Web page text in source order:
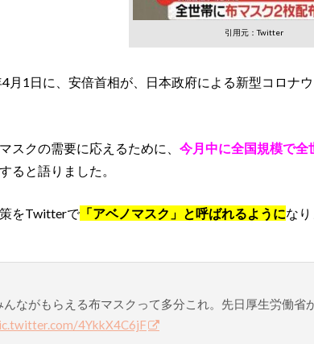
引用元：Twitter
月1日に、安倍首相が、日本政府による新型コロナ
スクの需要に応えるために、 今月中に全国規模で全
すると語りました。
をTwitterで 「アベノマスク」と呼ばれるようになり
んながもらえる布マスクって多分これ。先日厚生労働省
4YkkX4C6jF